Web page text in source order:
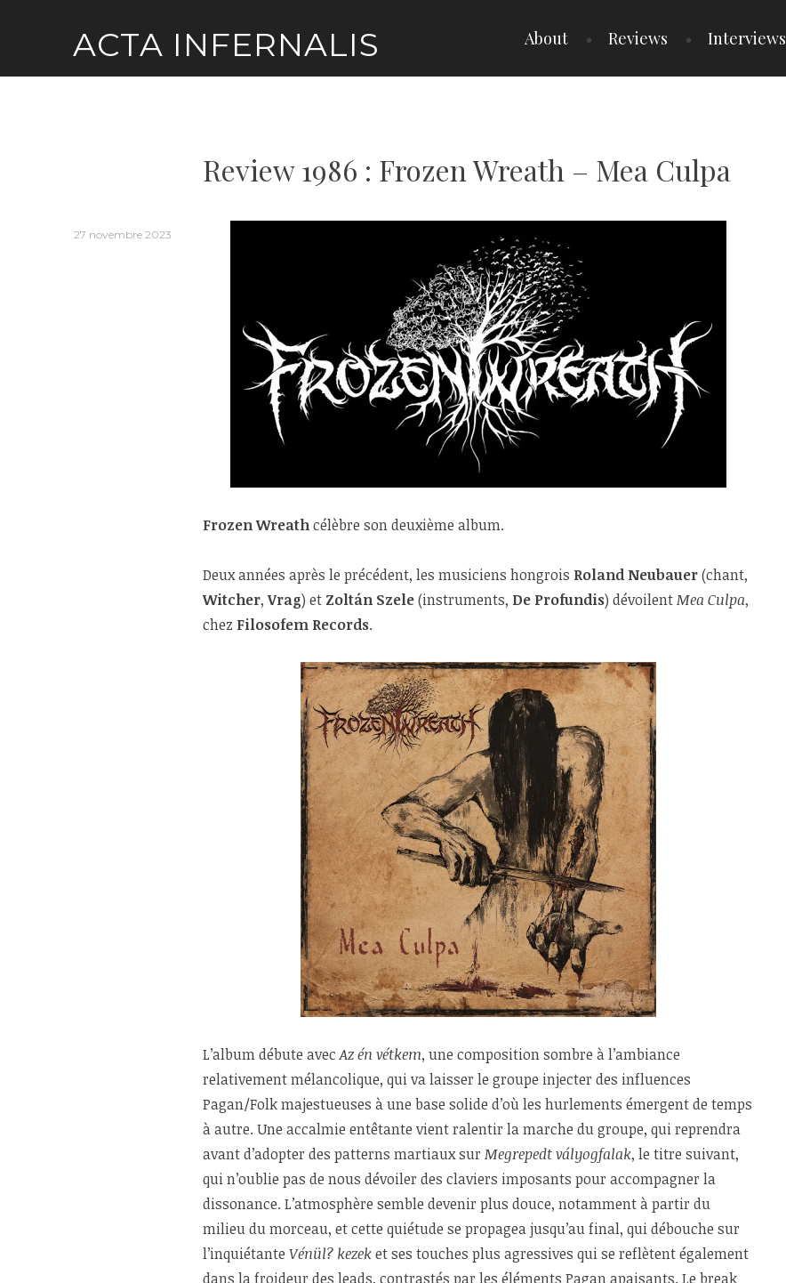
ACTA INFERNALIS About Reviews Interviews
Review 1986 : Frozen Wreath – Mea Culpa
27 novembre 2023
Frozen Wreathcélèbre son deuxième album.
Deux années après le précédent, les musiciens hongrois Roland Neubauer(chant,
Witcher,Vrag) et Zoltán Szele(instruments, De Profundis) dévoilentMea Culpa,
chez Filosofem Records.
L’album débute avecAz én vétkem, une composition sombre à l’ambiance
relativement mélancolique, qui va laisser le groupe injecter des influences
Pagan/Folk majestueuses à une base solide d’où les hurlements émergent de temps
à autre. Une accalmie entêtante vient ralentir la marche du groupe, qui reprendra
avant d’adopter des patterns martiaux sur Megrepedt vályogfalak, le titre suivant,
qui n’oublie pas de nous dévoiler des claviers imposants pour accompagner la
dissonance. L’atmosphère semble devenir plus douce, notamment à partir du
milieu du morceau, et cette quiétude se propagea jusqu’au final, qui débouche sur
l’inquiétante Vénül? kezeket ses touches plus agressives qui se reflètent également
dans la froideur des leads, contrastés par les éléments Pagan apaisants. Le break